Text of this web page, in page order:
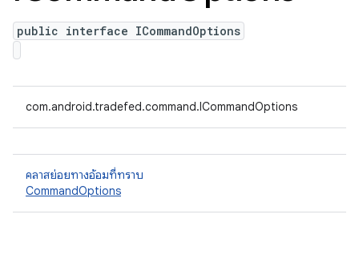
public interface ICommandOptions
com.android.tradefed.command.ICommandOptions
คลาสย่อยทางอ้อมที่ทราบ
CommandOptions